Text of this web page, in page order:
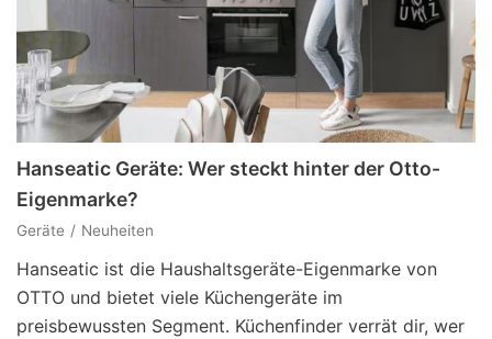
Hanseatic Geräte: Wer steckt hinter der Otto-
Eigenmarke?
Geräte Neuheiten
Hanseatic ist die Haushaltsgeräte-Eigenmarke von
OTTO und bietet viele Küchengeräte im
preisbewussten Segment. Küchenfinder verrät dir, wer